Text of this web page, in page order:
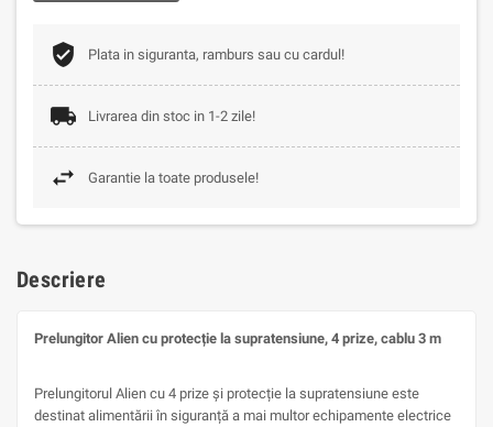
Plata in siguranta, ramburs sau cu cardul!
Livrarea din stoc in 1-2 zile!
Garantie la toate produsele!
Descriere
Prelungitor Alien cu protecție la supratensiune, 4 prize, cablu 3 m
Prelungitorul Alien cu 4 prize și protecție la supratensiune este
destinat alimentării în siguranță a mai multor echipamente electrice